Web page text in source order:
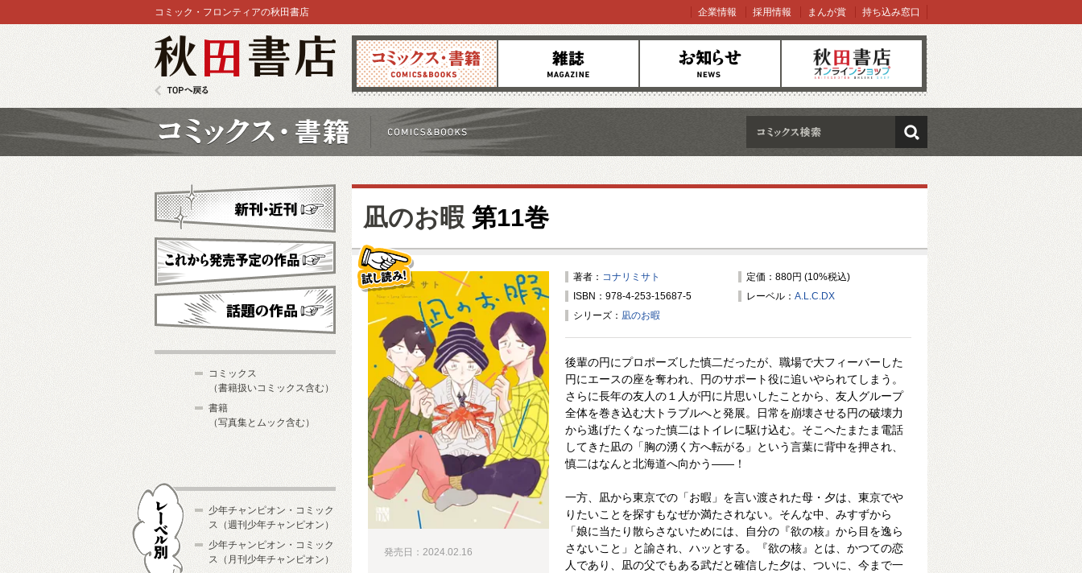
コミックス 雑誌 お知らせ オンラインショップ
コミック・フロンティアの秋田書店 企業情報 採用情報 まんが賞 持ち込み窓口
検索
凪のお暇 第11巻
著者： コナリミサト
定価：880円 (10%税込)
ISBN：978-4-253-15687-5
レーベル： A.L.C.DX
シリーズ： 凪のお暇
後輩の円にプロポーズした慎二だったが、職場で大フィーバーした
円にエースの座を奪われ、円のサポート役に追いやられてしまう。
さらに長年の友人の１人が円に片思いしたことから、友人グループ
全体を巻き込む大トラブルへと発展。日常を崩壊させる円の破壊力
から逃げたくなった慎二はトイレに駆け込む。そこへたまたま電話
してきた凪の「胸の湧く方へ転がる」という言葉に背中を押され、
慎二はなんと北海道へ向かう――！
一方、凪から東京での「お暇」を言い渡された母・夕は、東京でや
りたいことを探すもなぜか満たされない。そんな中、みすずから
「娘に当たり散らさないためには、自分の『欲の核』から目を逸ら
さないこと」と諭され、ハッとする。『欲の核』とは、かつての恋
人であり、凪の父でもある武だと確信した夕は、ついに、今まで一
試し読み！
発売日：2024.02.16
新刊・近刊
これから発売予定
コミックス
（書籍扱いコミックス含む）
書籍
（写真集とムック含む）
少年チャンピオン・コミック
ス（週刊少年チャンピオン）
少年チャンピオン・コミック
ス（月刊少年チャンピオン）